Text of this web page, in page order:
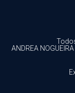
ANDREA